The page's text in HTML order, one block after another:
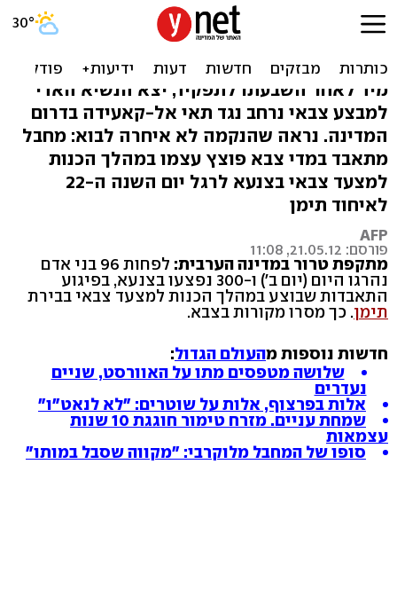
תימן: 96 נהרגו ו-300 נפצעו
בפיגוע התאבדות
מיד לאחר השבעתו לתפקיד, יצא הנשיא האדי
למבצע צבאי נרחב נגד תאי אל-קאעידה בדרום
המדינה. נראה שהנקמה לא איחרה לבוא: מחבל
מתאבד במדי צבא פוצץ עצמו במהלך הכנות
למצעד צבאי בצנעא לרגל יום השנה ה-22
לאיחוד תימן
AFP
פורסם: 21.05.12, 11:08
מתקפת טרור במדינה הערבית: לפחות 96 בני אדם
נהרגו היום (יום ב') ו-300 נפצעו בצנעא, בפיגוע
התאבדות שבוצע במהלך הכנות למצעד צבאי בבירת
תימן. כך מסרו מקורות בצבא.
חדשות נוספות מהעולם הגדול:
שלושה מטפסים מתו על האוורסט, שניים
נעדרים
אלות בפרצוף, אלות על שוטרים: "לא לנאט"ו"
שמחת עניים. מזרח טימור חוגגת 10 שנות
עצמאות
סופו של המחבל מלוקרבי: "מקווה שסבל במותו"